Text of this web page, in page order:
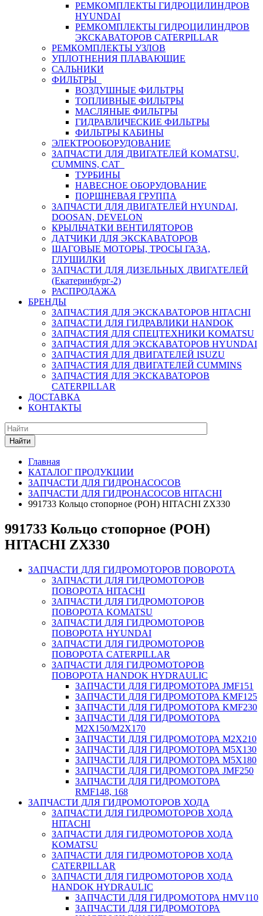
РЕМКОМПЛЕКТЫ ГИДРОЦИЛИНДРОВ
HYUNDAI
РЕМКОМПЛЕКТЫ ГИДРОЦИЛИНДРОВ
ЭКСКАВАТОРОВ CATERPILLAR
РЕМКОМПЛЕКТЫ УЗЛОВ
УПЛОТНЕНИЯ ПЛАВАЮЩИЕ
САЛЬНИКИ
ФИЛЬТРЫ
ВОЗДУШНЫЕ ФИЛЬТРЫ
ТОПЛИВНЫЕ ФИЛЬТРЫ
МАСЛЯНЫЕ ФИЛЬТРЫ
ГИДРАВЛИЧЕСКИЕ ФИЛЬТРЫ
ФИЛЬТРЫ КАБИНЫ
ЭЛЕКТРООБОРУДОВАНИЕ
ЗАПЧАСТИ ДЛЯ ДВИГАТЕЛЕЙ KOMATSU,
CUMMINS, CAT
ТУРБИНЫ
НАВЕСНОЕ ОБОРУДОВАНИЕ
ПОРШНЕВАЯ ГРУППА
ЗАПЧАСТИ ДЛЯ ДВИГАТЕЛЕЙ HYUNDAI,
DOOSAN, DEVELON
КРЫЛЬЧАТКИ ВЕНТИЛЯТОРОВ
ДАТЧИКИ ДЛЯ ЭКСКАВАТОРОВ
ШАГОВЫЕ МОТОРЫ, ТРОСЫ ГАЗА,
ГЛУШИЛКИ
ЗАПЧАСТИ ДЛЯ ДИЗЕЛЬНЫХ ДВИГАТЕЛЕЙ
(Екатеринбург-2)
РАСПРОДАЖА
БРЕНДЫ
ЗАПЧАСТИЯ ДЛЯ ЭКСКАВАТОРОВ HITACHI
ЗАПЧАСТИ ДЛЯ ГИДРАВЛИКИ HANDOK
ЗАПЧАСТИЯ ДЛЯ СПЕЦТЕХНИКИ KOMATSU
ЗАПЧАСТИЯ ДЛЯ ЭКСКАВАТОРОВ HYUNDAI
ЗАПЧАСТИЯ ДЛЯ ДВИГАТЕЛЕЙ ISUZU
ЗАПЧАСТИЯ ДЛЯ ДВИГАТЕЛЕЙ CUMMINS
ЗАПЧАСТИЯ ДЛЯ ЭКСКАВАТОРОВ
CATERPILLAR
ДОСТАВКА
КОНТАКТЫ
Найти
Главная
КАТАЛОГ ПРОДУКЦИИ
ЗАПЧАСТИ ДЛЯ ГИДРОНАСОСОВ
ЗАПЧАСТИ ДЛЯ ГИДРОНАСОСОВ HITACHI
991733 Кольцо стопорное (РОН) HITACHI ZX330
991733 Кольцо стопорное (РОН)
HITACHI ZX330
ЗАПЧАСТИ ДЛЯ ГИДРОМОТОРОВ ПОВОРОТА
ЗАПЧАСТИ ДЛЯ ГИДРОМОТОРОВ
ПОВОРОТА HITACHI
ЗАПЧАСТИ ДЛЯ ГИДРОМОТОРОВ
ПОВОРОТА KOMATSU
ЗАПЧАСТИ ДЛЯ ГИДРОМОТОРОВ
ПОВОРОТА HYUNDAI
ЗАПЧАСТИ ДЛЯ ГИДРОМОТОРОВ
ПОВОРОТА CATERPILLAR
ЗАПЧАСТИ ДЛЯ ГИДРОМОТОРОВ
ПОВОРОТА HANDOK HYDRAULIC
ЗАПЧАСТИ ДЛЯ ГИДРОМОТОРА JMF151
ЗАПЧАСТИ ДЛЯ ГИДРОМОТОРА KMF125
ЗАПЧАСТИ ДЛЯ ГИДРОМОТОРА KMF230
ЗАПЧАСТИ ДЛЯ ГИДРОМОТОРА
M2X150/M2X170
ЗАПЧАСТИ ДЛЯ ГИДРОМОТОРА M2X210
ЗАПЧАСТИ ДЛЯ ГИДРОМОТОРА M5X130
ЗАПЧАСТИ ДЛЯ ГИДРОМОТОРА M5X180
ЗАПЧАСТИ ДЛЯ ГИДРОМОТОРА JMF250
ЗАПЧАСТИ ДЛЯ ГИДРОМОТОРА
RMF148, 168
ЗАПЧАСТИ ДЛЯ ГИДРОМОТОРОВ ХОДА
ЗАПЧАСТИ ДЛЯ ГИДРОМОТОРОВ ХОДА
HITACHI
ЗАПЧАСТИ ДЛЯ ГИДРОМОТОРОВ ХОДА
KOMATSU
ЗАПЧАСТИ ДЛЯ ГИДРОМОТОРОВ ХОДА
CATERPILLAR
ЗАПЧАСТИ ДЛЯ ГИДРОМОТОРОВ ХОДА
HANDOK HYDRAULIC
ЗАПЧАСТИ ДЛЯ ГИДРОМОТОРА HMV110
ЗАПЧАСТИ ДЛЯ ГИДРОМОТОРА